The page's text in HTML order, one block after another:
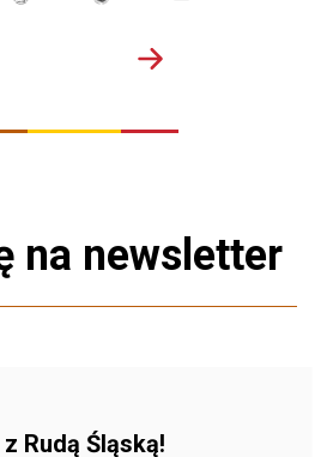
na newsletter
Rudą Śląską!